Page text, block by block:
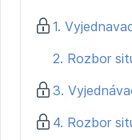
1.
2. Rozbor
3.
4. Rozbor